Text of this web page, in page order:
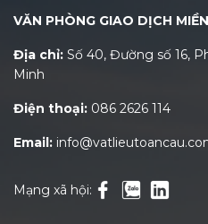
VĂN PHÒNG GIAO DỊCH
Địa chỉ: Số 40, Đường số 16,
Minh
Điện thoại: 086 2626 114
Email:
Mạng xã hội: